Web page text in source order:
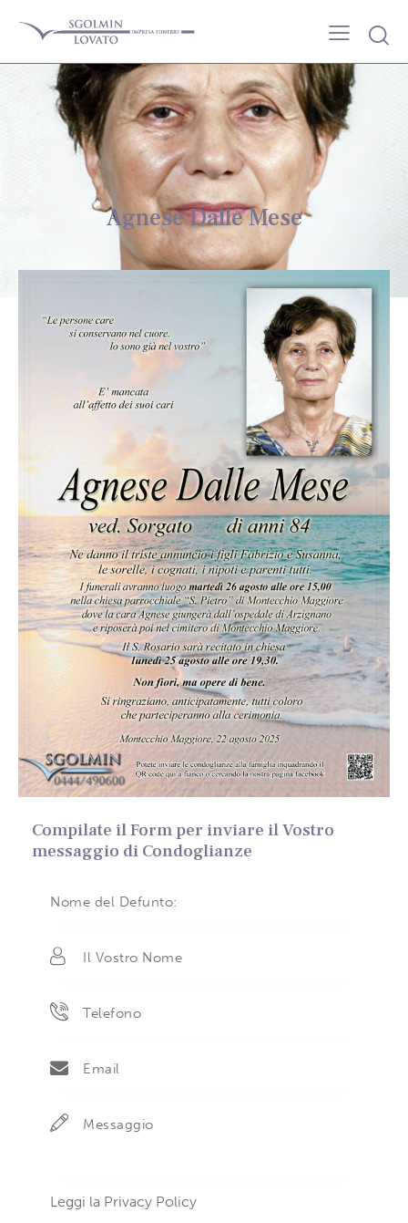
Agnese Dalle Mese
Compilate il Form per inviare il Vostro
messaggio di Condoglianze
Leggi la Privacy Policy